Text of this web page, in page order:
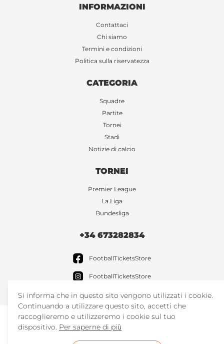
INFORMAZIONI
Contattaci
Chi siamo
Termini e condizioni
Politica sulla riservatezza
CATEGORIA
Squadre
Partite
Tornei
Stadi
Notizie di calcio
TORNEI
Premier League
La Liga
Bundesliga
+34 673282834
FootballTicketsStore
FootballTicketsStore
Si informa che in questo sito vengono utilizzati i cookie.
Continuando a utilizzare questo sito, accetti che
raccoglieremo e utilizzeremo i cookie sul tuo
dispositivo. Per saperne di più